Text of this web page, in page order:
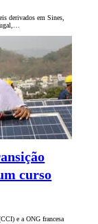
derivados em Sines,
curso
e a ONG francesa